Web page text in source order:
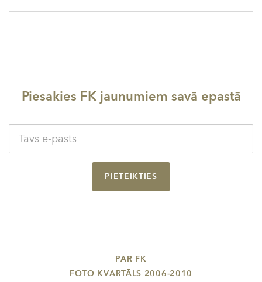
Piesakies FK jaunumiem savā epastā
PIETEIKTIES
PAR FK
FOTO KVARTĀLS 2006-2010